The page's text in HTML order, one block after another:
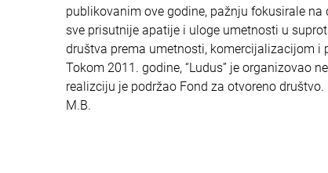
publikovanim ove godine, pažnju fokusirale
sve prisutnije apatije i uloge umetnosti u
društva prema umetnosti, komercijalizacijom i
Tokom 2011. godine, “Ludus” je organizovao
realizciju je podržao Fond za otvoreno društvo.
M.B.